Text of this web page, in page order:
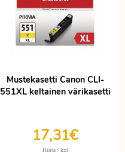
Mustekasetti Canon CLI-
551XL keltainen värikasetti
17,31€
Hinta / kpl